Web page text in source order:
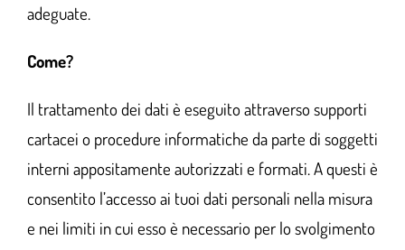
adeguate.
Come?
Il trattamento dei dati è eseguito attraverso supporti
cartacei o procedure informatiche da parte di soggetti
interni appositamente autorizzati e formati. A questi è
consentito l’accesso ai tuoi dati personali nella misura
e nei limiti in cui esso è necessario per lo svolgimento